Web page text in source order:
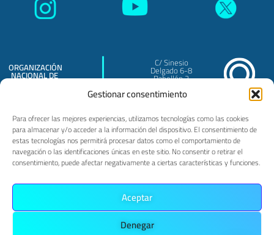
Gestionar consentimiento
Para ofrecer las mejores experiencias, utilizamos tecnologías como las cookies
para almacenar y/o acceder a la información del dispositivo. El consentimiento de
estas tecnologías nos permitirá procesar datos como el comportamiento de
navegación o las identificaciones únicas en este sitio. No consentir o retirar el
consentimiento, puede afectar negativamente a ciertas características y funciones.
Aceptar
Denegar
ORGANIZACIÓN
NACIONAL DE
C/ Sinesio
Delgado 6-8
Pabellón 3
PRIVACIDAD POLÍTICA DE COOKIES AVISO LEGAL